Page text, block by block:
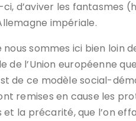
d’aviver les fantasmes
impériale.
sommes ici bien loin
de l’Union européenne
de ce modèle social-
remises en cause les
la précarité, que l’on